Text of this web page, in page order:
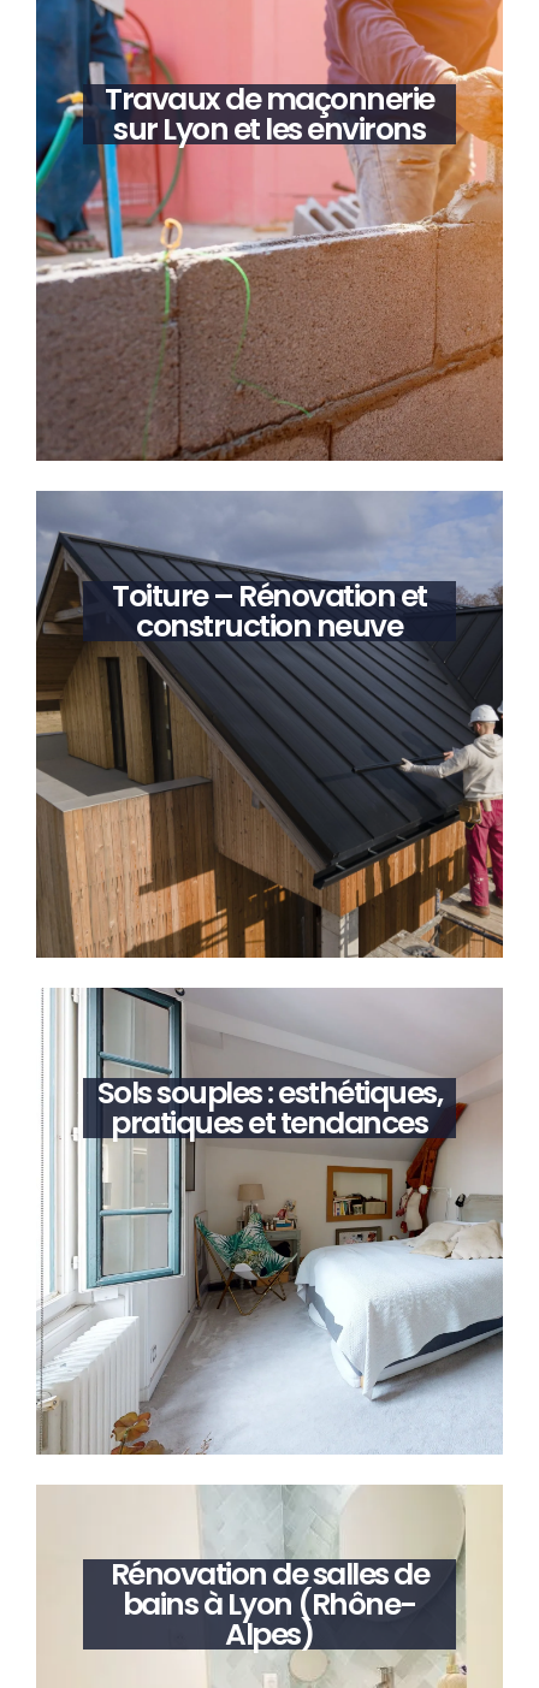
Travaux de maçonnerie
sur Lyon et les environs
Toiture – Rénovation et
construction neuve
Sols souples : esthétiques,
pratiques et tendances
Rénovation de salles de
bains à Lyon (Rhône-
Alpes)